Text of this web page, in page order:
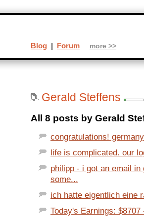
Gerald Steffens
All 8 posts by Gerald
congratulations!
life is complicated. our
philipp - i got an email in
some...
ich hatte eigentlich eine
Today's Earnings: $8707
Blog | Forum more >>